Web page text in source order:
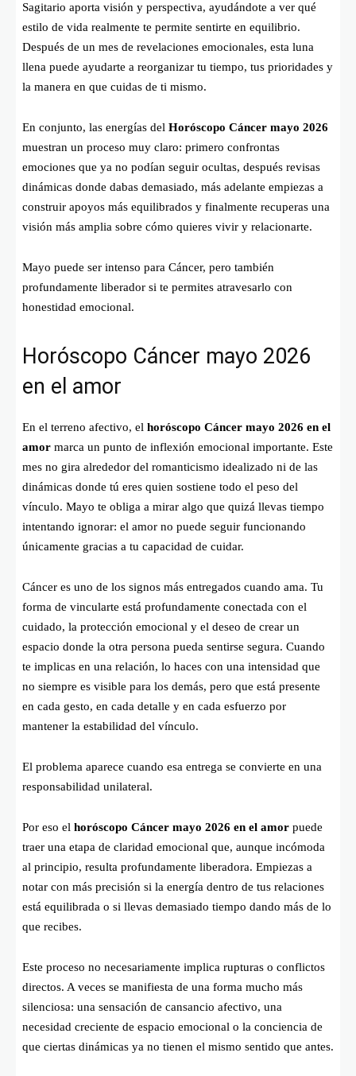
Sagitario aporta visión y perspectiva, ayudándote a ver qué
estilo de vida realmente te permite sentirte en equilibrio.
Después de un mes de revelaciones emocionales, esta luna
llena puede ayudarte a reorganizar tu tiempo, tus prioridades y
la manera en que cuidas de ti mismo.
En conjunto, las energías del Horóscopo Cáncer mayo 2026
muestran un proceso muy claro: primero confrontas
emociones que ya no podían seguir ocultas, después revisas
dinámicas donde dabas demasiado, más adelante empiezas a
construir apoyos más equilibrados y finalmente recuperas una
visión más amplia sobre cómo quieres vivir y relacionarte.
Mayo puede ser intenso para Cáncer, pero también
profundamente liberador si te permites atravesarlo con
honestidad emocional.
Horóscopo Cáncer mayo 2026
en el amor
En el terreno afectivo, el horóscopo Cáncer mayo 2026 en el
amor marca un punto de inflexión emocional importante. Este
mes no gira alrededor del romanticismo idealizado ni de las
dinámicas donde tú eres quien sostiene todo el peso del
vínculo. Mayo te obliga a mirar algo que quizá llevas tiempo
intentando ignorar: el amor no puede seguir funcionando
únicamente gracias a tu capacidad de cuidar.
Cáncer es uno de los signos más entregados cuando ama. Tu
forma de vincularte está profundamente conectada con el
cuidado, la protección emocional y el deseo de crear un
espacio donde la otra persona pueda sentirse segura. Cuando
te implicas en una relación, lo haces con una intensidad que
no siempre es visible para los demás, pero que está presente
en cada gesto, en cada detalle y en cada esfuerzo por
mantener la estabilidad del vínculo.
El problema aparece cuando esa entrega se convierte en una
responsabilidad unilateral.
Por eso el horóscopo Cáncer mayo 2026 en el amor puede
traer una etapa de claridad emocional que, aunque incómoda
al principio, resulta profundamente liberadora. Empiezas a
notar con más precisión si la energía dentro de tus relaciones
está equilibrada o si llevas demasiado tiempo dando más de lo
que recibes.
Este proceso no necesariamente implica rupturas o conflictos
directos. A veces se manifiesta de una forma mucho más
silenciosa: una sensación de cansancio afectivo, una
necesidad creciente de espacio emocional o la conciencia de
que ciertas dinámicas ya no tienen el mismo sentido que antes.